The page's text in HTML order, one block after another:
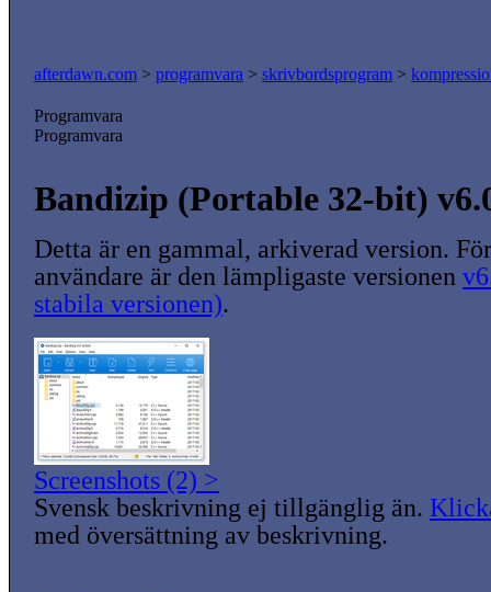
afterdawn.com > programvara > skrivbordsprogram >
Programvara
Programvara
Bandizip (Portable 32-bit)
Detta är en gammal, arkiverad version.
användare är den lämpligaste versionen
stabila versionen).
Screenshots (2) >
Svensk beskrivning ej tillgänglig än.
med översättning av beskrivning.